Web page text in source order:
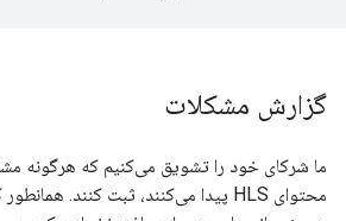
گزارش مشکلات
ما شرکای خود را تشویق می‌کنیم که هرگونه